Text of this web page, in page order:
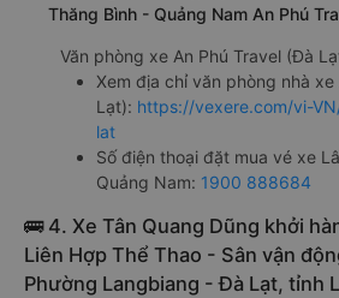
Thăng Bình - Quảng Nam An Phú
Văn phòng xe An Phú Travel (Đà
Xem địa chỉ văn phòng nhà
Lạt): https://vexere.com/vi-
lat
Số điện thoại đặt mua vé xe
Quảng Nam: 1900 888684
🚌 4. Xe Tân Quang Dũng khởi
Liên Hợp Thể Thao - Sân vận
Phường Langbiang - Đà Lạt, tỉnh